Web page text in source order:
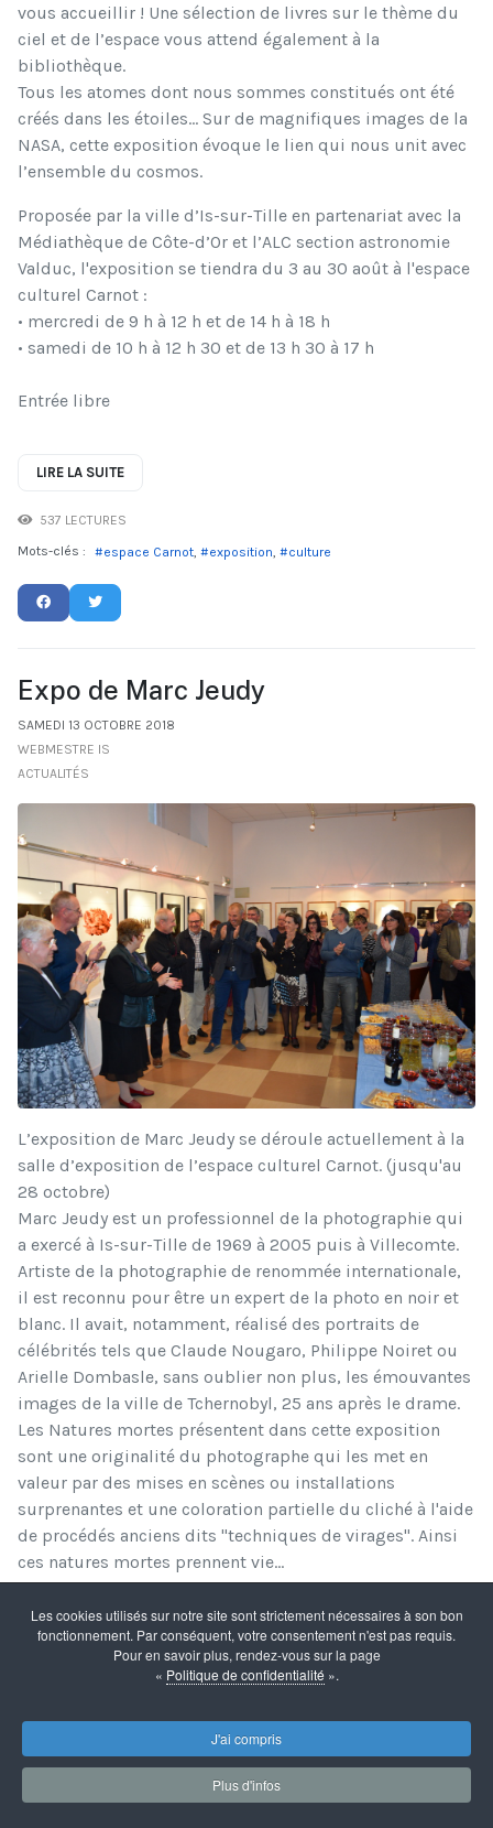
vous accueillir ! Une sélection de livres sur le thème du
ciel et de l’espace vous attend également à la
bibliothèque.
Tous les atomes dont nous sommes constitués ont été
créés dans les étoiles… Sur de magnifiques images de la
NASA, cette exposition évoque le lien qui nous unit avec
l’ensemble du cosmos.
Proposée par la ville d’Is-sur-Tille en partenariat avec la
Médiathèque de Côte-d’Or et l’ALC section astronomie
Valduc, l'exposition se tiendra du 3 au 30 août à l'espace
culturel Carnot :
• mercredi de 9 h à 12 h et de 14 h à 18 h
• samedi de 10 h à 12 h 30 et de 13 h 30 à 17 h
Entrée libre
LIRE LA SUITE
537 LECTURES
Mots-clés :
espace Carnot exposition culture
Expo de Marc Jeudy
SAMEDI 13 OCTOBRE 2018
WEBMESTRE IS
ACTUALITÉS
L’exposition de Marc Jeudy se déroule actuellement à la
salle d’exposition de l’espace culturel Carnot. (jusqu'au
28 octobre)
Marc Jeudy est un professionnel de la photographie qui
a exercé à Is-sur-Tille de 1969 à 2005 puis à Villecomte.
Artiste de la photographie de renommée internationale,
il est reconnu pour être un expert de la photo en noir et
blanc. Il avait, notamment, réalisé des portraits de
célébrités tels que Claude Nougaro, Philippe Noiret ou
Arielle Dombasle, sans oublier non plus, les émouvantes
images de la ville de Tchernobyl, 25 ans après le drame.
Les Natures mortes présentent dans cette exposition
sont une originalité du photographe qui les met en
valeur par des mises en scènes ou installations
surprenantes et une coloration partielle du cliché à l'aide
de procédés anciens dits "techniques de virages". Ainsi
ces natures mortes prennent vie…
2820 LECTURES
espace Carnot exposition culture
Vernissage exposition MITeinader-
Les cookies utilisés sur notre site sont strictement nécessaires à son bon
fonctionnement. Par conséquent, votre consentement n'est pas requis.
Pour en savoir plus, rendez-vous sur la page
« Politique de confidentialité ».
J'ai compris
Plus d'infos